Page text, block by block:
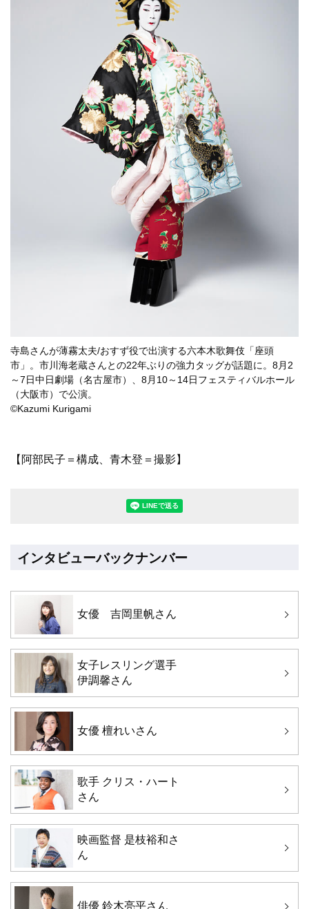
寺島さんが薄霧太夫/おすず役で出演する六本木歌舞伎「座頭
市」。市川海老蔵さんとの22年ぶりの強力タッグが話題に。8月2
～7日中日劇場（名古屋市）、8月10～14日フェスティバルホール
（大阪市）で公演。
©Kazumi Kurigami
【阿部民子＝構成、青木登＝撮影】
LINEで送る(別ウィンドウで開きま
インタビューバックナンバー
女優 吉岡里帆さん
女子レスリング選手
伊調馨さん
女優 檀れいさん
歌手 クリス・ハート
さん
映画監督 是枝裕和さ
ん
俳優 鈴木亮平さん